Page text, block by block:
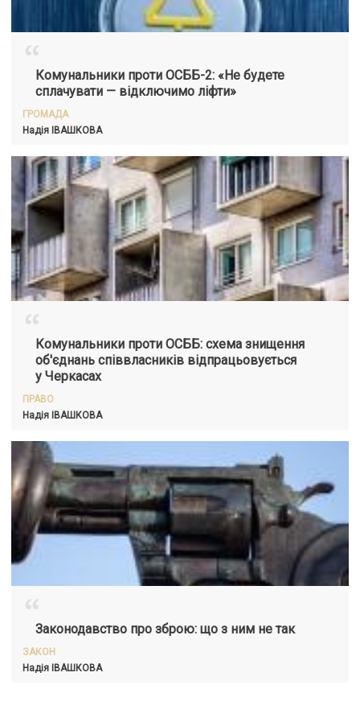
“Комунальники проти ОСББ-2: «Не будете
сплачувати — відключимо ліфти»
ГРОМАДА
Надія ІВАШКОВА
“Комунальники проти ОСББ: схема знищення
об'єднань співвласників відпрацьовується
у Черкасах
ПРАВО
Надія ІВАШКОВА
“Законодавство про зброю: що з ним не так
ЗАКОН
Надія ІВАШКОВА